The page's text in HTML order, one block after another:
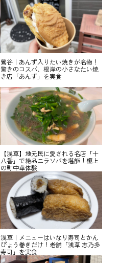
鶯谷｜あんず入りたい焼きが名物！
驚きのコスパ、根岸の小さなたい焼
き店「あんず」を実食
【浅草】地元民に愛される名店「十
八番」で絶品ニラソバを堪能！極上
の町中華体験
浅草｜メニューはいなり寿司とかん
ぴょう巻きだけ！老舗「浅草 志乃多
寿司」を実食